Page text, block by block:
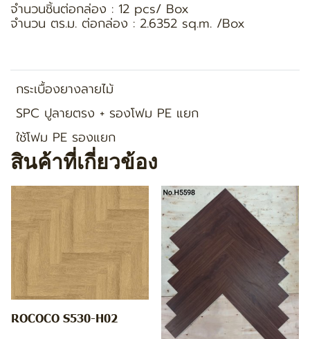
จำนวนชิ้นต่อกล่อง : 12 pcs/ Box
จำนวน ตร.ม. ต่อกล่อง : 2.6352 sq.m. /Box
กระเบื้องยางลายไม้
SPC ปูลายตรง + รองโฟม PE แยก
ใช้โฟม PE รองแยก
สินค้าที่เกี่ยวข้อง
ROCOCO S530-H02